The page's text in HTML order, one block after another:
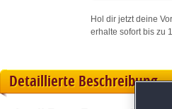
Hol dir jetzt deine
erhalte sofort bis zu
Detaillierte Beschreibung